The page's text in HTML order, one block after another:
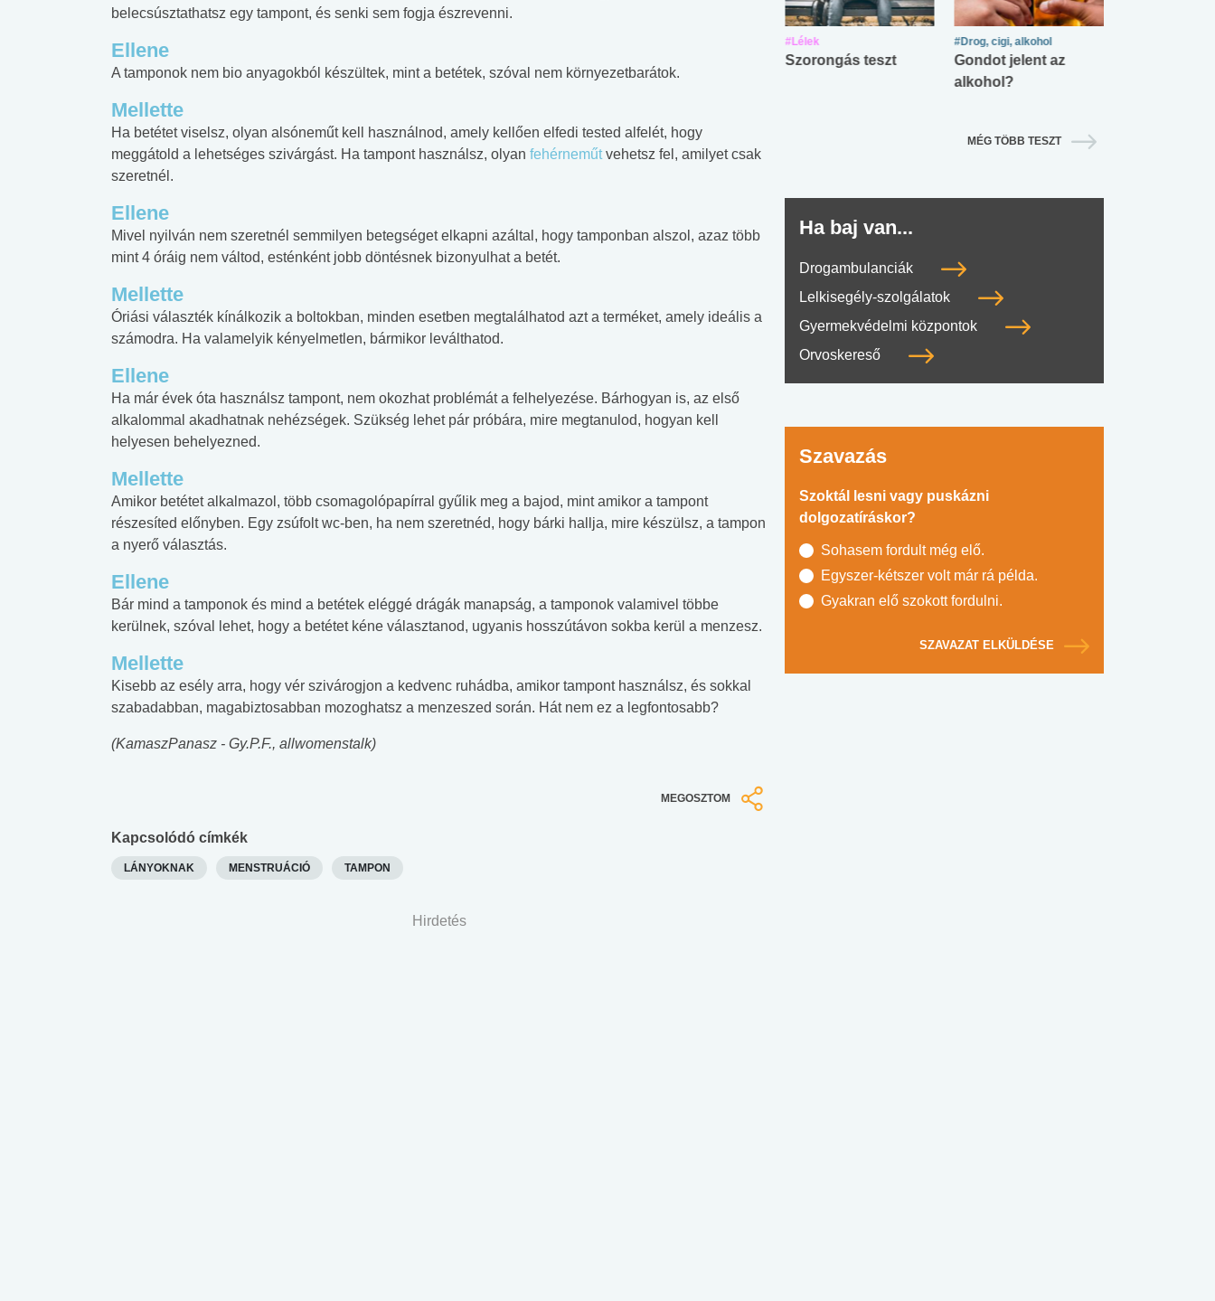
belecsúsztathatsz egy tampont, és senki sem fogja észrevenni.
Ellene
A tamponok nem bio anyagokból készültek, mint a betétek, szóval nem környezetbarátok.
Mellette
Ha betétet viselsz, olyan alsóneműt kell használnod, amely kellően elfedi tested alfelét, hogy
meggátold a lehetséges szivárgást. Ha tampont használsz, olyan fehérneműtvehetsz fel, amilyet csak
szeretnél.
Ellene
Mivel nyilván nem szeretnél semmilyen betegséget elkapni azáltal, hogy tamponban alszol, azaz több
mint 4 óráig nem váltod, esténként jobb döntésnek bizonyulhat a betét.
Mellette
Óriási választék kínálkozik a boltokban, minden esetben megtalálhatod azt a terméket, amely ideális a
számodra. Ha valamelyik kényelmetlen, bármikor leválthatod.
Ellene
Ha már évek óta használsz tampont, nem okozhat problémát a felhelyezése. Bárhogyan is, az első
alkalommal akadhatnak nehézségek. Szükség lehet pár próbára, mire megtanulod, hogyan kell
helyesen behelyezned.
Mellette
Amikor betétet alkalmazol, több csomagolópapírral gyűlik meg a bajod, mint amikor a tampont
részesíted előnyben. Egy zsúfolt wc-ben, ha nem szeretnéd, hogy bárki hallja, mire készülsz, a tampon
a nyerő választás.
Ellene
Bár mind a tamponok és mind a betétek eléggé drágák manapság, a tamponok valamivel többe
kerülnek, szóval lehet, hogy a betétet kéne választanod, ugyanis hosszútávon sokba kerül a menzesz.
Mellette
Kisebb az esély arra, hogy vér szivárogjon a kedvenc ruhádba, amikor tampont használsz, és sokkal
szabadabban, magabiztosabban mozoghatsz a menzeszed során. Hát nem ez a legfontosabb?
(KamaszPanasz - Gy.P.F., allwomenstalk)
MEGOSZTOM
Kapcsolódó címkék
LÁNYOKNAK MENSTRUÁCIÓ TAMPON
Hirdetés
#Zöldövezet
Mekkora az ökológiai
lábnyomod?
tudásteszt
nyelvvizsga teszt -
teszt
#Lélek
Szorongás teszt
#Drog, cigi, alkohol
Gondot jelent az
alkohol?
MÉG TÖBB TESZT
Ha baj van...
Drogambulanciák
Lelkisegély-szolgálatok
Gyermekvédelmi központok
Orvoskereső
Szavazás
Szoktál lesni vagy puskázni
dolgozatíráskor?
Sohasem fordult még elő.
Egyszer-kétszer volt már rá példa.
Gyakran elő szokott fordulni.
SZAVAZAT ELKÜLDÉSE